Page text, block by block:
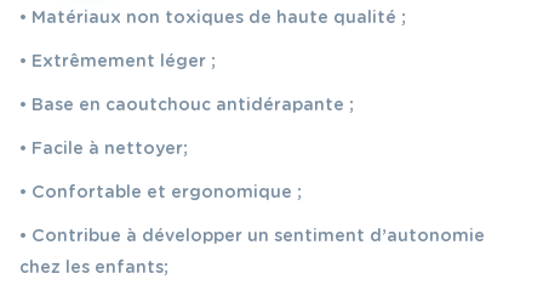
• Matériaux non toxiques de haute qualité ;
• Extrêmement léger ;
• Base en caoutchouc antidérapante ;
• Facile à nettoyer;
• Confortable et ergonomique ;
• Contribue à développer un sentiment d’autonomie
chez les enfants;